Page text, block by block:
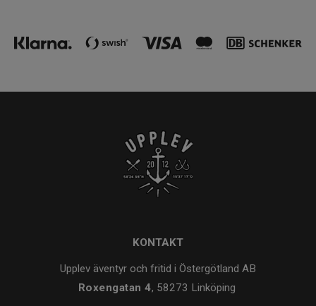
KONTAKT
Upplev äventyr och fritid i Östergötland AB
Roxengatan 4, 58273 Linköping